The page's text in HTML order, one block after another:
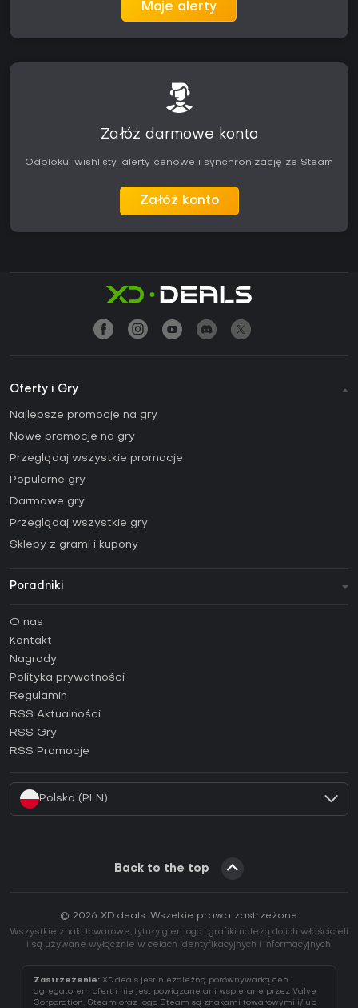
Moje alerty
Załóż darmowe konto
Odblokuj wishlisty, alerty cenowe i synchronizację ze Steam
Załóż konto
Oferty i Gry
Najlepsze promocje na gry
Nowe promocje na gry
Przeglądaj wszystkie promocje
Popularne gry
Darmowe gry
Przeglądaj wszystkie gry
Sklepy z grami i kupony
Poradniki
Poradniki
Jak aktywować klucz Steam (CD Key)?
Jak aktywować klucz Epic Games (CD Key)?
Jak aktywować klucz GOG (CD Key)?
Jak aktywować klucz Ubisoft Connect (CD Key)?
O nas
Kontakt
Nagrody
Polityka prywatności
Regulamin
RSS Aktualności
RSS Gry
RSS Promocje
Polska (PLN)
Back to the top
© 2026 XD.deals. Wszelkie prawa zastrzeżone.
Wszystkie znaki towarowe, tytuły gier, logo i grafiki należą do ich właścicieli
i są używane wyłącznie w celach identyfikacyjnych i informacyjnych.
Zastrzeżenie: XD.deals jest niezależną porównywarką cen i
agregatorem ofert i nie jest powiązane ani wspierane przez Valve
Corporation. Steam oraz logo Steam są znakami towarowymi i/lub